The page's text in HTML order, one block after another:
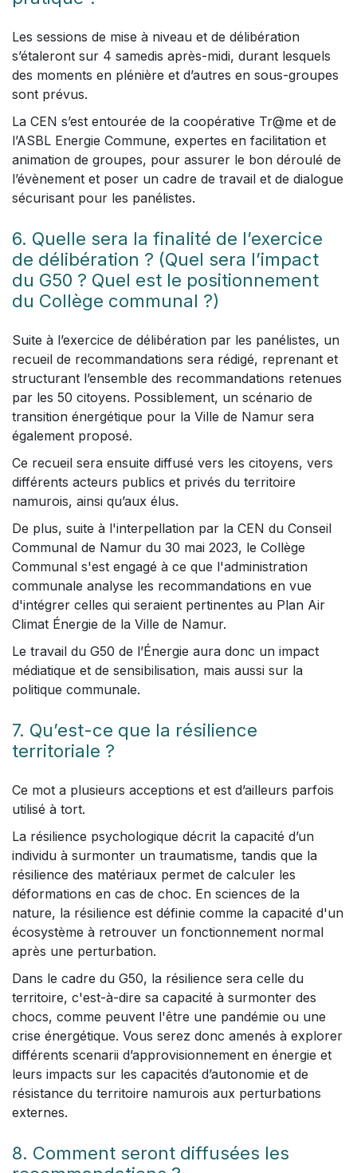
Les sessions de mise à niveau et de délibération
s’étaleront sur 4 samedis après-midi, durant lesquels
des moments en plénière et d’autres en sous-groupes
sont prévus.
La CEN s’est entourée de la coopérative Tr@me et de
l’ASBL Energie Commune, expertes en facilitation et
animation de groupes, pour assurer le bon déroulé de
l’évènement et poser un cadre de travail et de dialogue
sécurisant pour les panélistes.
6. Quelle sera la finalité de l’exercice
de délibération ? (Quel sera l’impact
du G50 ? Quel est le positionnement
du Collège communal ?)
Suite à l’exercice de délibération par les panélistes, un
recueil de recommandations sera rédigé, reprenant et
structurant l’ensemble des recommandations retenues
par les 50 citoyens. Possiblement, un scénario de
transition énergétique pour la Ville de Namur sera
également proposé.
Ce recueil sera ensuite diffusé vers les citoyens, vers
différents acteurs publics et privés du territoire
namurois, ainsi qu’aux élus.
De plus, suite à l'interpellation par la CEN du Conseil
Communal de Namur du 30 mai 2023, le Collège
Communal s'est engagé à ce que l'administration
communale analyse les recommandations en vue
d'intégrer celles qui seraient pertinentes au Plan Air
Climat Énergie de la Ville de Namur.
Le travail du G50 de l’Énergie aura donc un impact
médiatique et de sensibilisation, mais aussi sur la
politique communale.
7. Qu’est-ce que la résilience
territoriale ?
Ce mot a plusieurs acceptions et est d’ailleurs parfois
utilisé à tort.
La résilience psychologique décrit la capacité d’un
individu à surmonter un traumatisme, tandis que la
résilience des matériaux permet de calculer les
déformations en cas de choc. En sciences de la
nature, la résilience est définie comme la capacité d'un
écosystème à retrouver un fonctionnement normal
après une perturbation.
Dans le cadre du G50, la résilience sera celle du
territoire, c'est-à-dire sa capacité à surmonter des
chocs, comme peuvent l'être une pandémie ou une
crise énergétique. Vous serez donc amenés à explorer
différents scenarii d’approvisionnement en énergie et
leurs impacts sur les capacités d’autonomie et de
résistance du territoire namurois aux perturbations
externes.
8. Comment seront diffusées les